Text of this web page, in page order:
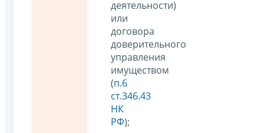
деятельности)
или
договора
доверительного
управления
имуществом
(п.6
ст.346.43
НК
РФ);